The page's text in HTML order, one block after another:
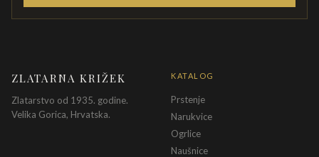
ZLATARNA KRIŽEK
Zlatarstvo od 1935. godine.
Velika Gorica, Hrvatska.
KATALOG
Prstenje
Narukvice
Ogrlice
Naušnice